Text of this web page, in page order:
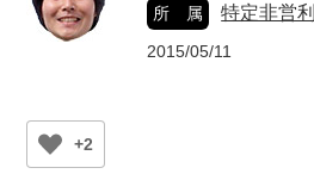
所 属 特定非営
2015/05/11
+2